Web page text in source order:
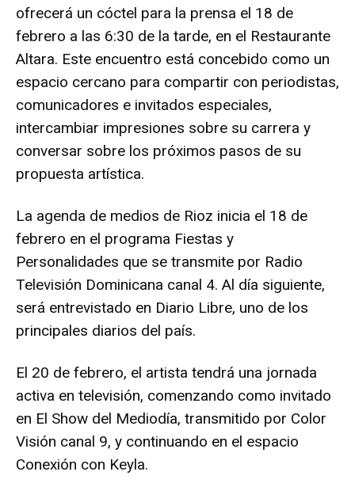
ofrecerá un cóctel para la prensa el 18 de
febrero a las 6:30 de la tarde, en el Restaurante
Altara. Este encuentro está concebido como un
espacio cercano para compartir con periodistas,
comunicadores e invitados especiales,
intercambiar impresiones sobre su carrera y
conversar sobre los próximos pasos de su
propuesta artística.
La agenda de medios de Rioz inicia el 18 de
febrero en el programa Fiestas y
Personalidades que se transmite por Radio
Televisión Dominicana canal 4. Al día siguiente,
será entrevistado en Diario Libre, uno de los
principales diarios del país.
El 20 de febrero, el artista tendrá una jornada
activa en televisión, comenzando como invitado
en El Show del Mediodía, transmitido por Color
Visión canal 9, y continuando en el espacio
Conexión con Keyla.